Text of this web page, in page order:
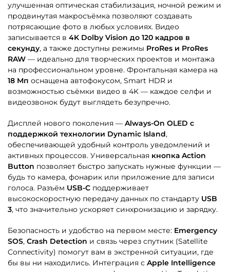
улучшенная оптическая стабилизация, ночной режим и
продвинутая макросъёмка позволяют создавать
потрясающие фото в любых условиях. Видео
записывается в 4K Dolby Vision до 120 кадров в
секунду, а также доступны режимы ProRes и ProRes
RAW — идеально для творческих проектов и монтажа
на профессиональном уровне. Фронтальная камера на
18 Мп оснащена автофокусом, Smart HDR и
возможностью съёмки видео в 4K — каждое селфи и
видеозвонок будут выглядеть безупречно.
Дисплей нового поколения — Always-On OLED с
поддержкой технологии Dynamic Island,
обеспечивающей удобный контроль уведомлений и
активных процессов. Универсальная кнопка Action
Button позволяет быстро запускать нужные функции —
будь то камера, фонарик или приложение для записи
голоса. Разъём USB-C поддерживает
высокоскоростную передачу данных по стандарту USB
3, что значительно ускоряет синхронизацию и зарядку.
Безопасность и удобство на первом месте: Emergency
SOS, Crash Detection и связь через спутник (Satellite
Connectivity) помогут вам в экстренной ситуации, где
бы вы ни находились. Интеграция с Apple Intelligence